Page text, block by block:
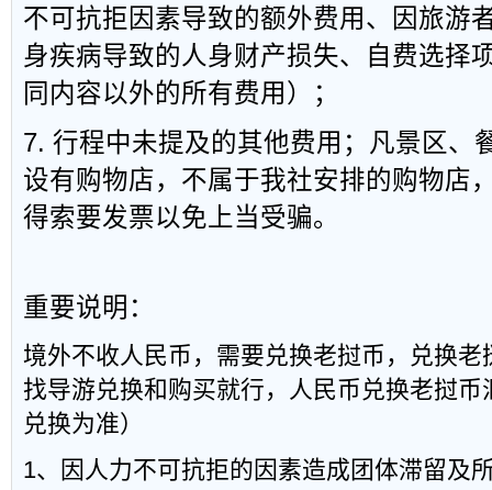
不可抗拒因素导致的额外费用、因旅游
身疾病导致的人身财产损失、自费选择
同内容以外的所有费用）；
7. 行程中未提及的其他费用；凡景区、
设有购物店，不属于我社安排的购物店
得索要发票以免上当受骗。
重要说明：
境外不收人民币，需要兑换老挝币，兑换
找导游兑换和购买就行，人民币兑换老挝币
兑换为准）
1、因人力不可抗拒的因素造成团体滞留及